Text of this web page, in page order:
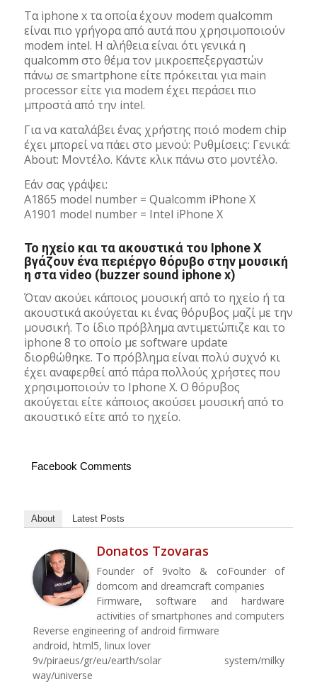
Τα iphone x τα οποία έχουν modem qualcomm
είναι πιο γρήγορα από αυτά που χρησιμοποιούν
modem intel. Η αλήθεια είναι ότι γενικά η
qualcomm στο θέμα τον μικροεπεξεργαστών
πάνω σε smartphone είτε πρόκειται για main
processor είτε για modem έχει περάσει πιο
μπροστά από την intel.
Για να καταλάβει ένας χρήστης ποιό modem chip
έχει μπορεί να πάει στο μενού: Ρυθμίσεις: Γενικά:
About: Mοντέλο. Κάντε κλικ πάνω στο μοντέλο.
Εάν σας γράψει:
A1865 model number = Qualcomm iPhone X
A1901 model number = Intel iPhone X
Το ηχείο και τα ακουστικά του Iphone X
βγάζουν ένα περιέργο θόρυβο στην μουσική
η στα video (buzzer sound iphone x)
Όταν ακούει κάποιος μουσική από το ηχείο ή τα
ακουστικά ακούγεται κι ένας θόρυβος μαζί με την
μουσική. Το ίδιο πρόβλημα αντιμετώπιζε και το
iphone 8 το οποίο με software update
διορθώθηκε. Το πρόβλημα είναι πολύ συχνό κι
έχει αναφερθεί από πάρα πολλούς χρήστες που
χρησιμοποιούν το Iphone X. Ο θόρυβος
ακούγεται είτε κάποιος ακούσει μουσική από το
ακουστικό είτε από το ηχείο.
Facebook Comments
About Latest Posts
Donatos Tzovaras
Founder of 9volto & coFounder of
domcom and dreamcraft companies
Firmware, software and hardware
activities of smartphones and computers
Reverse engineering of android firmware
android, html5, linux lover
9v/piraeus/gr/eu/earth/solar system/milky
way/universe